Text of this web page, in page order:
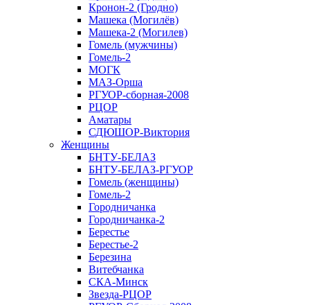
Кронон-2 (Гродно)
Машека (Могилёв)
Машека-2 (Могилев)
Гомель (мужчины)
Гомель-2
МОГК
МАЗ-Орша
РГУОР-сборная-2008
РЦОР
Аматары
СДЮШОР-Виктория
Женщины
БНТУ-БЕЛАЗ
БНТУ-БЕЛАЗ-РГУОР
Гомель (женщины)
Гомель-2
Городничанка
Городничанка-2
Берестье
Берестье-2
Березина
Витебчанка
СКА-Минск
Звезда-РЦОР